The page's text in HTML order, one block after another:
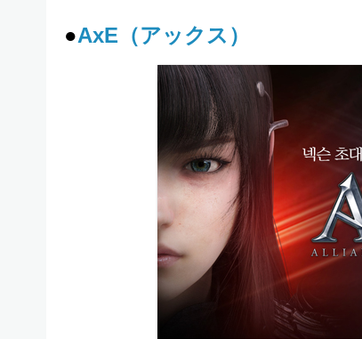
●AxE（アックス）